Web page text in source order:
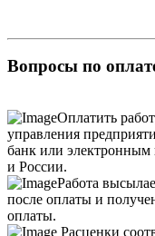
Вопросы по
Оплатить
управления
банк или электронным
и России.
Работа
после оплаты и
оплаты.
Расценки